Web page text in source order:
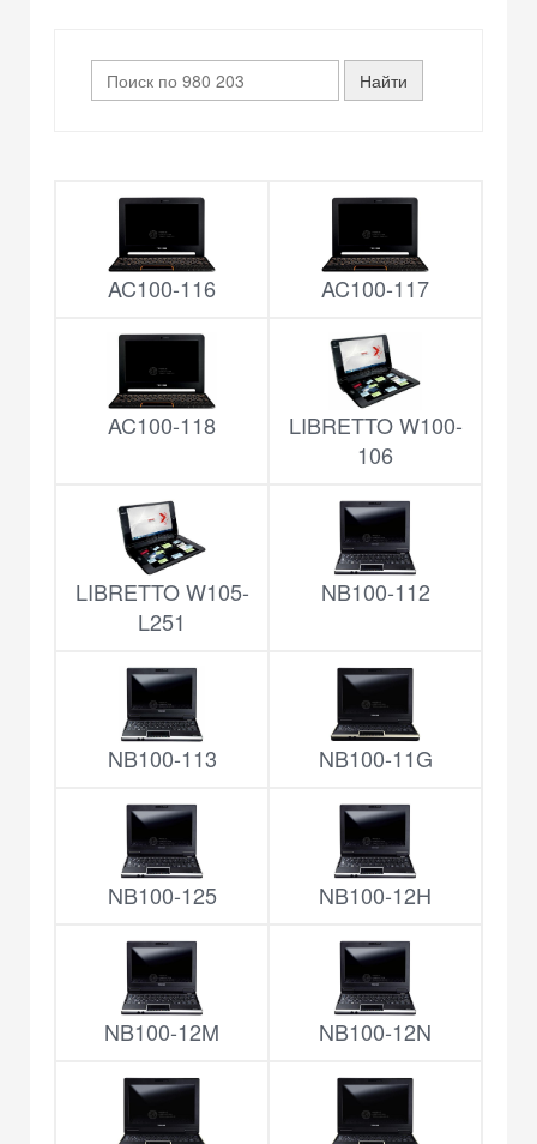
AC100-116 AC100-117
AC100-118
LIBRETTO W100-
106
LIBRETTO W105-
L251
NB100-112
NB100-113 NB100-11G
NB100-125 NB100-12H
NB100-12M NB100-12N